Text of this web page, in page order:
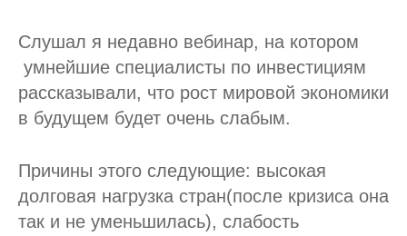
Слушал я недавно вебинар, на котором
умнейшие специалисты по инвестициям
рассказывали, что рост мировой экономики
в будущем будет очень слабым.
Причины этого следующие: высокая
долговая нагрузка стран(после кризиса она
так и не уменьшилась), слабость